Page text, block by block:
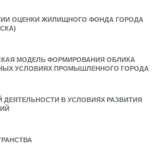
ОЦЕНКИ ЖИЛИЩНОГО ФОНДА ГОРОДА
МОДЕЛЬ ФОРМИРОВАНИЯ ОБЛИКА
УСЛОВИЯХ ПРОМЫШЛЕННОГО ГОРОДА
ДЕЯТЕЛЬНОСТИ В УСЛОВИЯХ РАЗВИТИЯ